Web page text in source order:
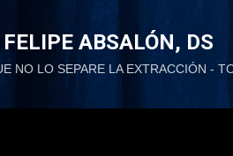
ABSALÓN, DS
NO LO SEPARE LA EXTRACCIÓN -